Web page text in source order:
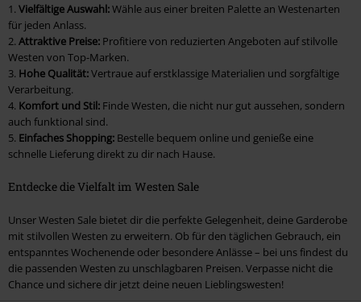
1. Vielfältige Auswahl:Wähle aus einer breiten Palette an Westenarten
für jeden Anlass.
2. Attraktive Preise: Profitiere von reduzierten Angeboten auf stilvolle
Westen von Top-Marken.
3. Hohe Qualität:Vertraue auf erstklassige Materialien und sorgfältige
Verarbeitung.
4. Komfort und Stil: Finde Westen, die nicht nur gut aussehen, sondern
auch funktional sind.
5. Einfaches Shopping: Bestelle bequem online und genieße eine
schnelle Lieferung direkt zu dir nach Hause.
Entdecke die Vielfalt im Westen Sale
Unser Westen Sale bietet dir die perfekte Gelegenheit, deine Garderobe
mit stilvollen Westen zu erweitern. Ob für den täglichen Gebrauch, ein
entspanntes Wochenende oder besondere Anlässe – bei uns findest du
die passenden Westen zu unschlagbaren Preisen. Verpasse nicht die
Chance und sichere dir jetzt deine neuen Lieblingswesten!